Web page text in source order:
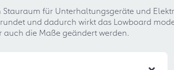
für Unterhaltungsgeräte und
und dadurch wirkt das Lowboard
auch die Maße geändert werden.